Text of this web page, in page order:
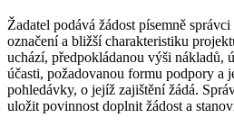
Žadatel podává žádost písemně
označení a bližší charakteristiku
uchází, předpokládanou výši nákladů,
účasti, požadovanou formu podpory a
pohledávky, o jejíž zajištění žádá.
uložit povinnost doplnit žádost a